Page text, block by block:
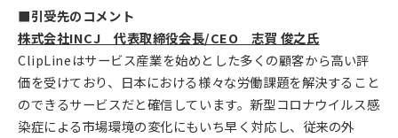
■引受先のコメント
株式会社INCJ 代表取締役会長/CEO 志賀 俊之氏
ClipLineはサービス産業を始めとした多くの顧客から高い評
価を受けており、日本における様々な労働課題を解決すること
のできるサービスだと確信しています。新型コロナウイルス感
染症による市場環境の変化にもいち早く対応し、従来の外